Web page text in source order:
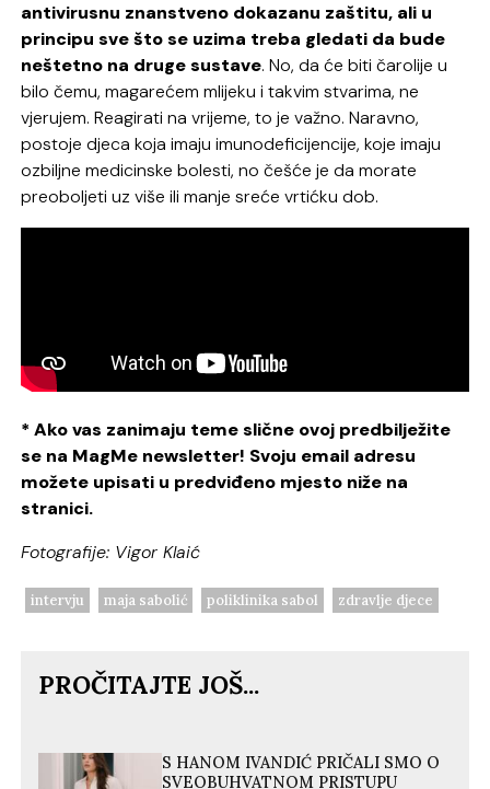
antivirusnu znanstveno dokazanu zaštitu, ali u
principu sve što se uzima treba gledati da bude
neštetno na druge sustave. No, da će biti čarolije u
bilo čemu, magarećem mlijeku i takvim stvarima, ne
vjerujem. Reagirati na vrijeme, to je važno. Naravno,
postoje djeca koja imaju imunodeficijencije, koje imaju
ozbiljne medicinske bolesti, no češće je da morate
preoboljeti uz više ili manje sreće vrtićku dob.
* Ako vas zanimaju teme slične ovoj predbilježite
se na MagMe newsletter! Svoju email adresu
možete upisati u predviđeno mjesto niže na
stranici.
Fotografije: Vigor Klaić
intervju maja sabolić poliklinika sabol zdravlje djece
PROČITAJTE JOŠ...
S HANOM IVANDIĆ PRIČALI SMO O
SVEOBUHVATNOM PRISTUPU